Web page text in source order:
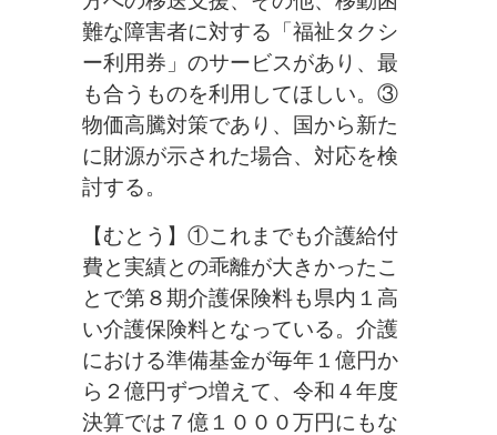
難な障害者に対する「福祉タクシ
ー利用券」のサービスがあり、最
も合うものを利用してほしい。③
物価高騰対策であり、国から新た
に財源が示された場合、対応を検
討する。
【むとう】①これまでも介護給付
費と実績との乖離が大きかったこ
とで第８期介護保険料も県内１高
い介護保険料となっている。介護
における準備基金が毎年１億円か
ら２億円ずつ増えて、令和４年度
決算では７億１０００万円にもな